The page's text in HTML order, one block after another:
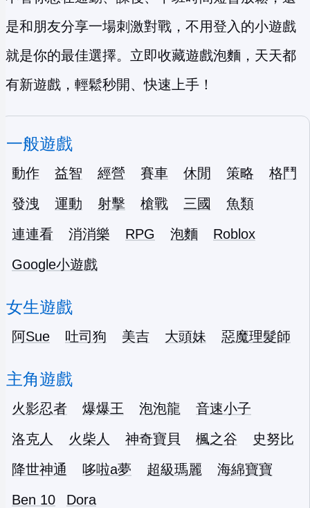
是和朋友分享一場刺激對戰，不用登入的小遊戲
就是你的最佳選擇。立即收藏遊戲泡麵，天天都
有新遊戲，輕鬆秒開、快速上手！
一般遊戲
動作 益智 經營 賽車 休閒 策略
格鬥
發洩
運動 射擊 槍戰 三國
魚類
連連看
消消樂 RPG 泡麵
Roblox
Google小遊戲
女生遊戲
阿Sue 吐司狗 美吉 大頭妹 惡魔理髮師
主角遊戲
火影忍者 爆爆王 泡泡龍
音速小子
洛克人
火柴人 神奇寶貝 楓之谷
史努比
降世神通
哆啦a夢 超級瑪麗
海綿寶寶
Ben 10
Dora